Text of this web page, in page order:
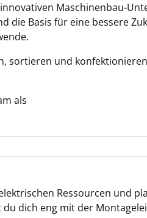
Maschinenbau-
die Basis für eine bessere
sortieren und
als
Ressourcen und
dich eng mit der